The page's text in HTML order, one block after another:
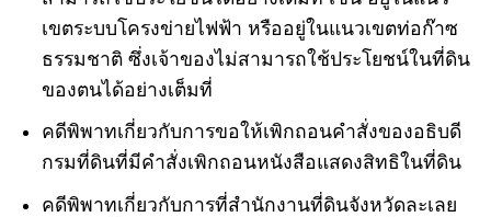
เขตระบบโครงข่ายไฟฟ้า หรืออยู่ในแนวเขตท่อก๊าซ
ธรรมชาติ ซึ่งเจ้าของไม่สามารถใช้ประโยชน์ในที่ดิน
ของตนได้อย่างเต็มที่
คดีพิพาทเกี่ยวกับการขอให้เพิกถอนคำสั่งของอธิบดี
กรมที่ดินที่มีคำสั่งเพิกถอนหนังสือแสดงสิทธิในที่ดิน
คดีพิพาทเกี่ยวกับการที่สำนักงานที่ดินจังหวัดละเลย